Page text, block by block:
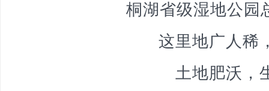
桐湖省级湿地公园
这里地广人稀
土地肥沃，